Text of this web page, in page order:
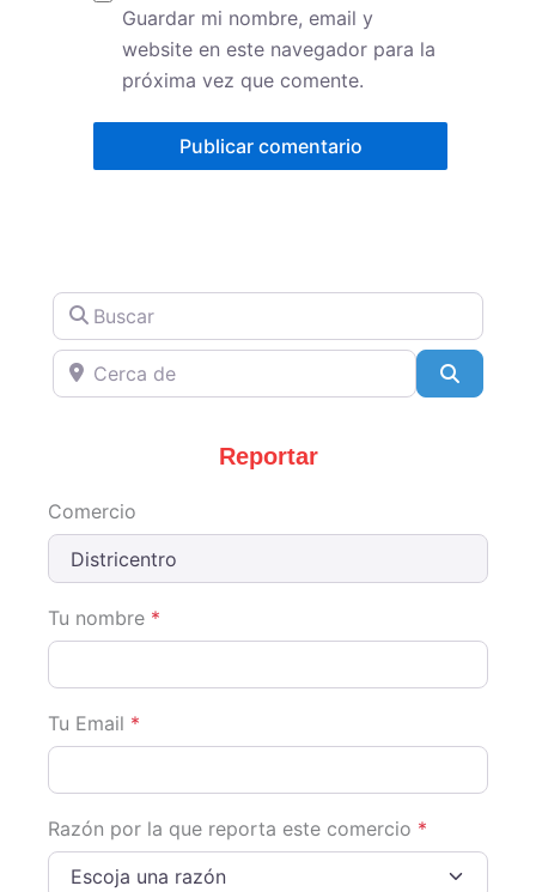
Guardar mi nombre, email y
website en este navegador para la
próxima vez que comente.
Buscar
Cerca de
Reportar
Comercio
Tu nombre *
Tu Email *
Razón por la que reporta este comercio *
Escoja una razón